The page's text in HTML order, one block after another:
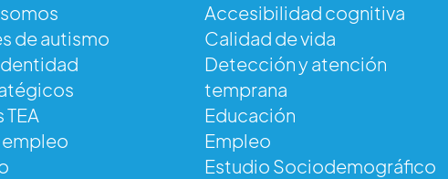
de autismo
empleo
Accesibilidad cognitiva
Calidad de vida
Detección y atención
temprana
Educación
Empleo
Estudio Sociodemográfico